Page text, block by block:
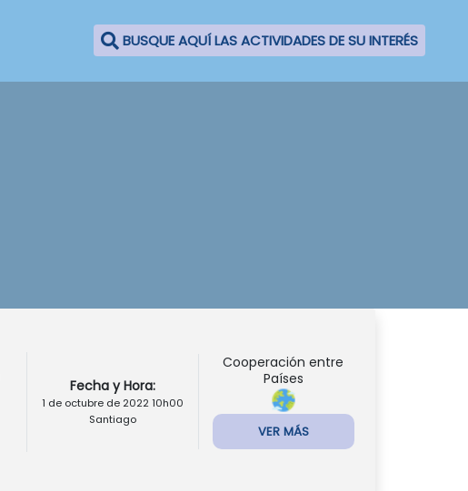
BUSQUE AQUÍ LAS ACTIVIDADES DE SU INTERÉS
Fecha y Hora:
1 de octubre de 2022 10h00
Santiago
Cooperación entre
Países
VER MÁS